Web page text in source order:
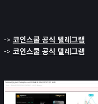
-> 코인스쿨 공식 텔레그램
-> 코인스쿨 공식 텔레그램